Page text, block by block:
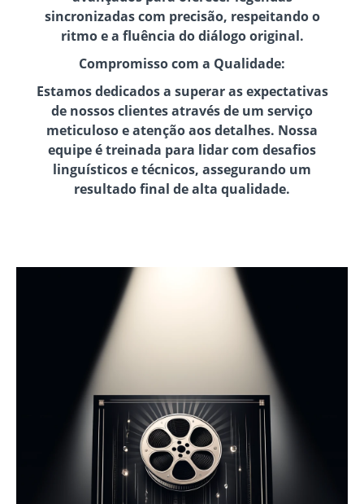
sincronizadas com precisão, respeitando o
ritmo e a fluência do diálogo original.
Compromisso com a Qualidade:
Estamos dedicados a superar as expectativas
de nossos clientes através de um serviço
meticuloso e atenção aos detalhes. Nossa
equipe é treinada para lidar com desafios
linguísticos e técnicos, assegurando um
resultado final de alta qualidade.